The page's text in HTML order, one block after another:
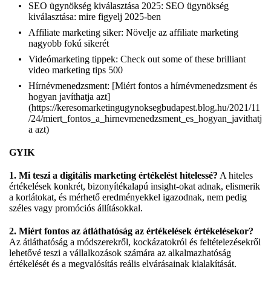
SEO ügynökség kiválasztása 2025: SEO ügynökség
kiválasztása: mire figyelj 2025-ben
Affiliate marketing siker: Növelje az affiliate marketing
nagyobb fokú sikerét
Videómarketing tippek: Check out some of these brilliant
video marketing tips 500
Hírnévmenedzsment: [Miért fontos a hírnévmenedzsment és
hogyan javíthatja azt]
(https://keresomarketingugynoksegbudapest.blog.hu/2021/11
/24/miert_fontos_a_hirnevmenedzsment_es_hogyan_javithatj
a azt)
GYIK
1. Mi teszi a digitális marketing értékelést hitelessé? A hiteles
értékelések konkrét, bizonyítékalapú insight-okat adnak, elismerik
a korlátokat, és mérhető eredményekkel igazodnak, nem pedig
széles vagy promóciós állításokkal.
2. Miért fontos az átláthatóság az értékelések értékelésekor?
Az átláthatóság a módszerekről, kockázatokról és feltételezésekről
lehetővé teszi a vállalkozások számára az alkalmazhatóság
értékelését és a megvalósítás reális elvárásainak kialakítását.